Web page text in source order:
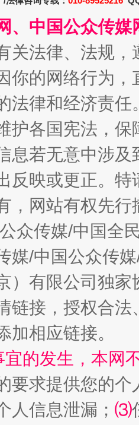
障
实施 从
、中国公众传
关法律、法规
你的网络行为
法律和经济责
护各国宪法，
息若无意中涉
反映或更正。
，网站有权先
众传媒/中国全
媒/中国公众传
）有限公司独
链接，授权合
加相应链接。
宜的发生，本网
要求提供您的个
人信息泄漏； ⑶